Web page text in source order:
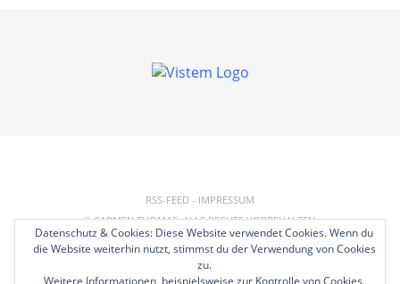
RSS-FEED - IMPRESSUM
© CARMEN THOMAS. ALLE RECHTE VORBEHALTEN.
REALISIERUNG: HP
Datenschutz & Cookies: Diese Website verwendet Cookies. Wenn du
die Website weiterhin nutzt, stimmst du der Verwendung von Cookies
zu.
Weitere Informationen, beispielsweise zur Kontrolle von Cookies,